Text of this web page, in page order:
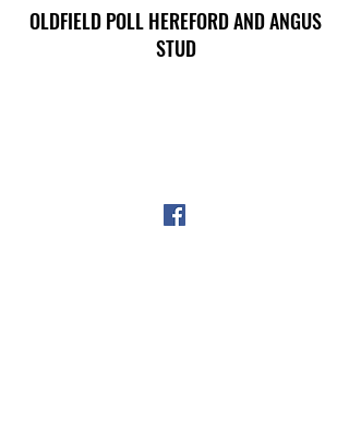
OLDFIELD POLL HEREFORD AND ANGUS
STUD